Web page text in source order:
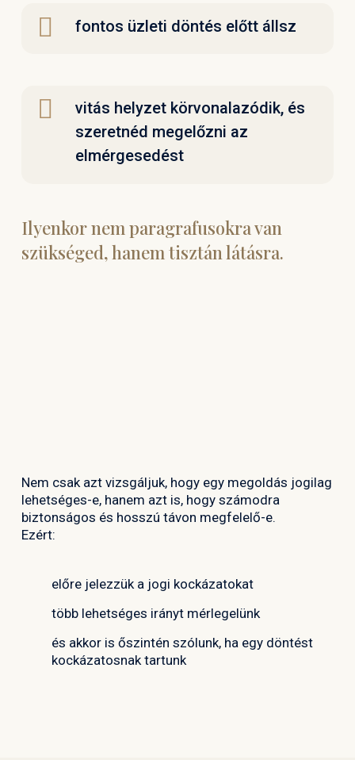
fontos üzleti döntés előtt állsz
vitás helyzet körvonalazódik, és
szeretnéd megelőzni az
elmérgesedést
Ilyenkor nem paragrafusokra van
szükséged, hanem tisztán látásra.
Nem csak azt vizsgáljuk, hogy egy megoldás jogilag
lehetséges-e, hanem azt is, hogy számodra
biztonságos és hosszú távon megfelelő-e.
Ezért:
előre jelezzük a jogi kockázatokat
több lehetséges irányt mérlegelünk
és akkor is őszintén szólunk, ha egy döntést
kockázatosnak tartunk